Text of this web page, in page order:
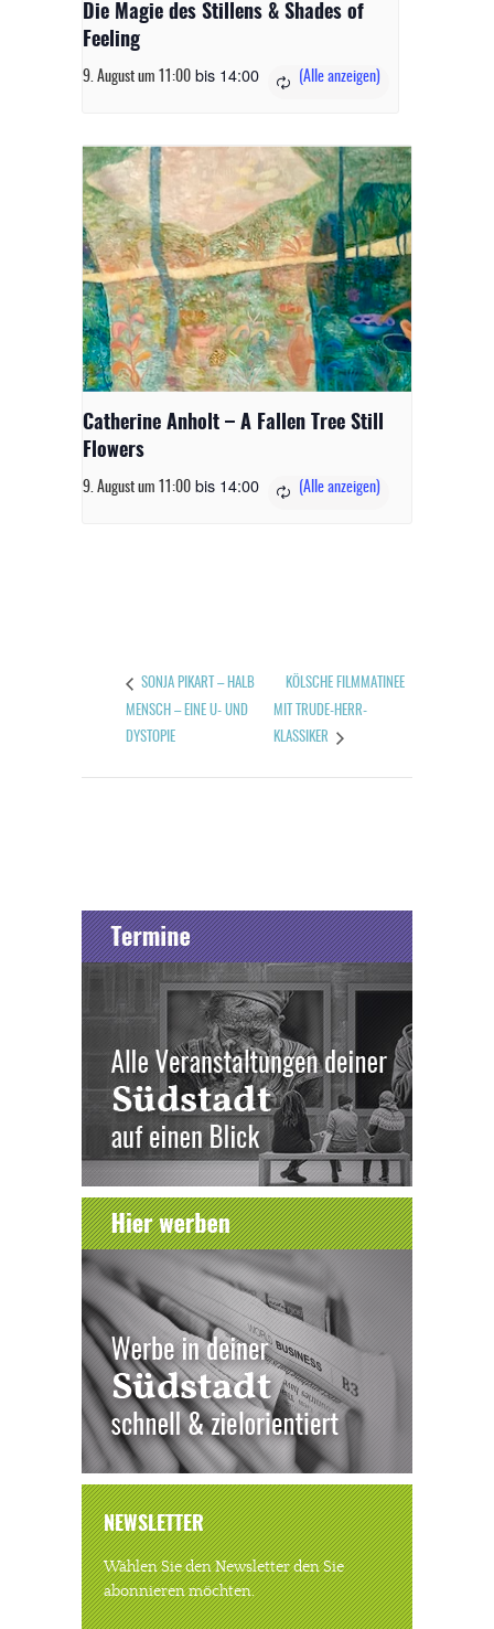
Die Magie des Stillens & Shades of
Feeling
9. August um 11:00 bis 14:00
Catherine Anholt – A Fallen Tree Still
Flowers
9. August um 11:00 bis 14:00
SONJA PIKART – HALB
MENSCH – EINE U- UND
DYSTOPIE
KÖLSCHE FILMMATINEE
MIT TRUDE-HERR-
KLASSIKER
NEWSLETTER
Wählen Sie den Newsletter den Sie
abonnieren möchten.